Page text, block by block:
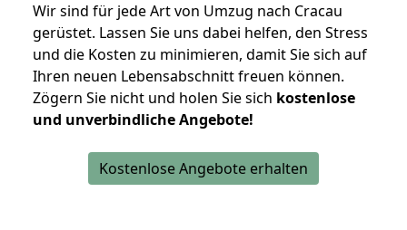
Wir sind für jede Art von Umzug nach Cracau
gerüstet. Lassen Sie uns dabei helfen, den Stress
und die Kosten zu minimieren, damit Sie sich auf
Ihren neuen Lebensabschnitt freuen können.
Zögern Sie nicht und holen Sie sich kostenlose
und unverbindliche Angebote!
Kostenlose Angebote erhalten